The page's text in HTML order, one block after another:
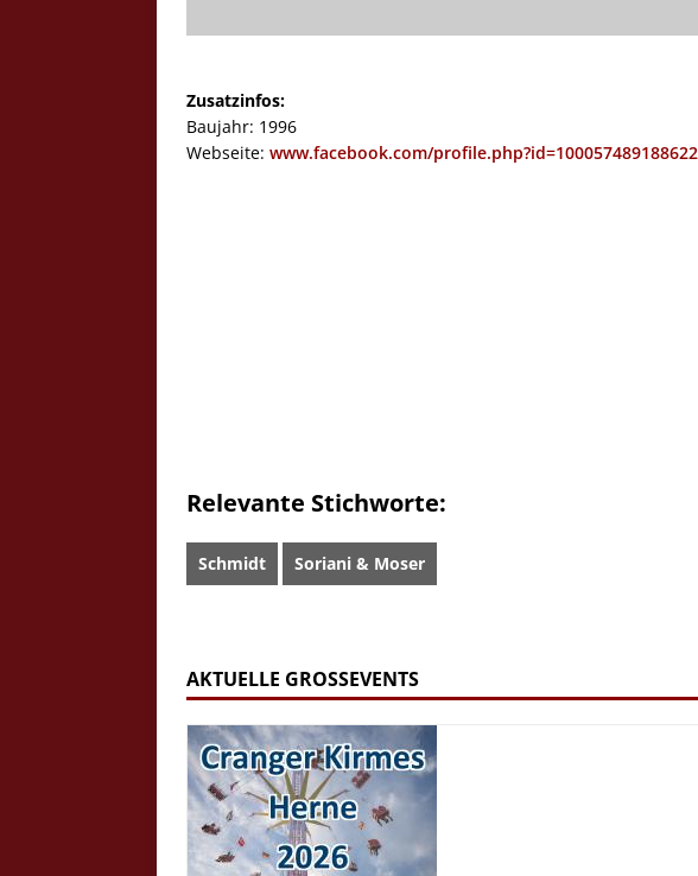
Zusatzinfos:
Baujahr: 1996
Webseite: www.facebook.com/profile.php?id=100057489188622
Relevante Stichworte:
Schmidt Soriani & Moser
AKTUELLE GROSSEVENTS